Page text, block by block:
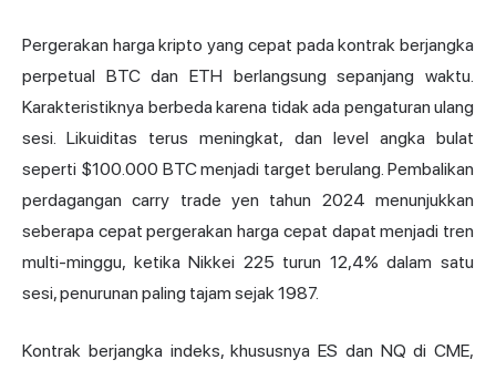
Pergerakan harga kripto yang cepat pada kontrak berjangka
perpetual BTC dan ETH berlangsung sepanjang waktu.
Karakteristiknya berbeda karena tidak ada pengaturan ulang
sesi. Likuiditas terus meningkat, dan level angka bulat
seperti $100.000 BTC menjadi target berulang. Pembalikan
perdagangan carry trade yen tahun 2024 menunjukkan
seberapa cepat pergerakan harga cepat dapat menjadi tren
multi-minggu, ketika Nikkei 225 turun 12,4% dalam satu
sesi, penurunan paling tajam sejak 1987.
Kontrak berjangka indeks, khususnya ES dan NQ di CME,